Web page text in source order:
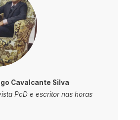
Cavalcante Silva
PcD e escritor nas horas